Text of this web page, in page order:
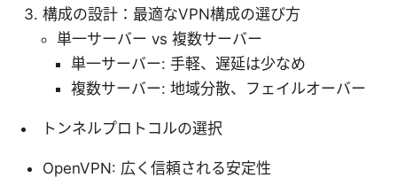
構成の設計：最適なVPN構成の選び方
単一サーバー vs 複数サーバー
単一サーバー: 手軽、遅延は少なめ
複数サーバー: 地域分散、フェイルオーバー
トンネルプロトコルの選択
OpenVPN: 広く信頼される安定性